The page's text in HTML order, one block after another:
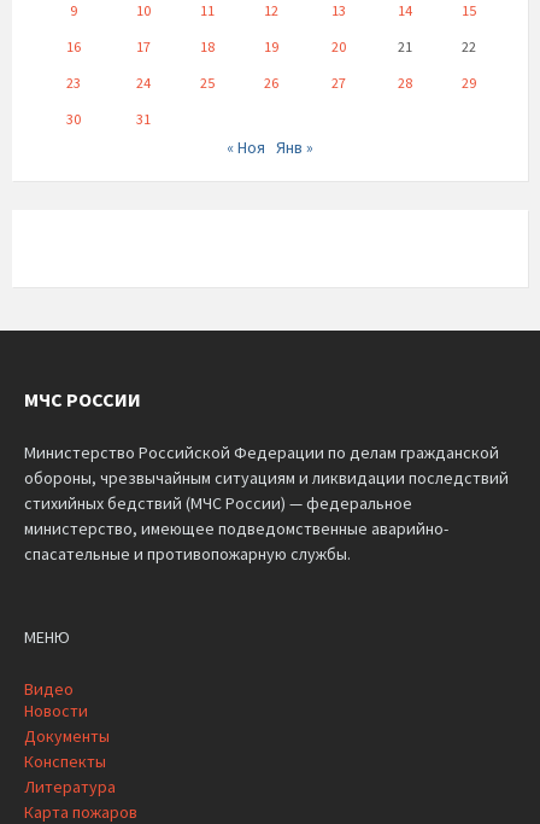
9
10 11 12 13 14
15
16
17 18 19 20 21
22
23
24 25 26 27 28
29
30
31
« Ноя Янв »
МЧС РОССИИ
Министерство Российской Федерации по делам гражданской
обороны, чрезвычайным ситуациям и ликвидации последствий
стихийных бедствий (МЧС России) — федеральное
министерство, имеющее подведомственные аварийно-
спасательные и противопожарную службы.
МЕНЮ
Видео
Новости
Документы
Конспекты
Литература
Карта пожаров